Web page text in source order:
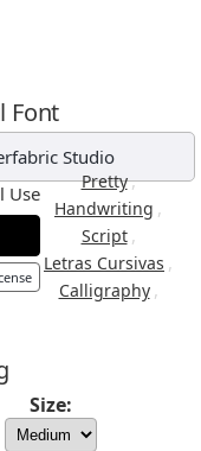
Font
Studio
Pretty,
Handwriting ,
Script ,
Letras Cursivas ,
Calligraphy ,
Use
Size: